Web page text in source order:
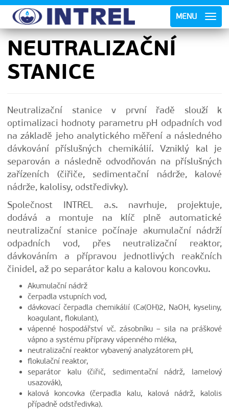
MENU
NEUTRALIZAČNÍ
STANICE
Neutralizační stanice v první řadě slouží k
optimalizaci hodnoty parametru pH odpadních vod
na základě jeho analytického měření a následného
dávkování příslušných chemikálií. Vzniklý kal je
separován a následně odvodňován na příslušných
zařízeních (čiřiče, sedimentační nádrže, kalové
nádrže, kalolisy, odstředivky).
Společnost INTREL a.s. navrhuje, projektuje,
dodává a montuje na klíč plně automatické
neutralizační stanice počínaje akumulační nádrží
odpadních vod, přes neutralizační reaktor,
dávkováním a přípravou jednotlivých reakčních
činidel, až po separátor kalu a kalovou koncovku.
Akumulační nádrž
čerpadla vstupních vod,
dávkovací čerpadla chemikálií (Ca(OH)2, NaOH, kyseliny,
koagulant, flokulant),
vápenné hospodářství vč. zásobníku – sila na práškové
vápno a systému přípravy vápenného mléka,
neutralizační reaktor vybavený analyzátorem pH,
flokulační reaktor,
separátor kalu (čiřič, sedimentační nádrž, lamelový
usazovák),
kalová koncovka (čerpadla kalu, kalová nádrž, kalolis
případně odstředivka).